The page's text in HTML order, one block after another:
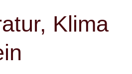
Klima